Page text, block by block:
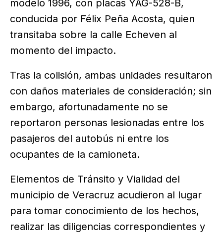
modelo 1996, con placas YAG-528-B,
conducida por Félix Peña Acosta, quien
transitaba sobre la calle Echeven al
momento del impacto.
Tras la colisión, ambas unidades resultaron
con daños materiales de consideración; sin
embargo, afortunadamente no se
reportaron personas lesionadas entre los
pasajeros del autobús ni entre los
ocupantes de la camioneta.
Elementos de Tránsito y Vialidad del
municipio de Veracruz acudieron al lugar
para tomar conocimiento de los hechos,
realizar las diligencias correspondientes y